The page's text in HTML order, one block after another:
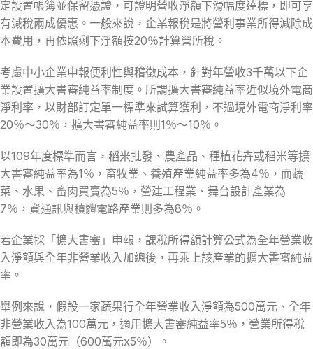
定設置帳簿並保留憑證，可證明營收淨額下滑幅度達標，即可享
有減稅兩成優惠。一般來說，企業報稅是將營利事業所得減除成
本費用，再依照剩下淨額按20％計算營所稅。
考慮中小企業申報便利性與稽徵成本，針對年營收3千萬以下企
業設置擴大書審純益率制度。所謂擴大書審純益率近似境外電商
淨利率，以財部訂定單一標準來試算獲利，不過境外電商淨利率
20％～30％，擴大書審純益率則1％～10％。
以109年度標準而言，稻米批發、農產品、種植花卉或稻米等擴
大書審純益率為1％，畜牧業、養殖產業純益率多為4％，而蔬
菜、水果、畜肉買賣為5％，營建工程業、舞台設計產業為
7％，資通訊與積體電路產業則多為8％。
若企業採「擴大書審」申報，課稅所得額計算公式為全年營業收
入淨額與全年非營業收入加總後，再乘上該產業的擴大書審純益
率。
舉例來說，假設一家蔬果行全年營業收入淨額為500萬元、全年
非營業收入為100萬元，適用擴大書審純益率5％，營業所得稅
額即為30萬元（600萬元x5％）。